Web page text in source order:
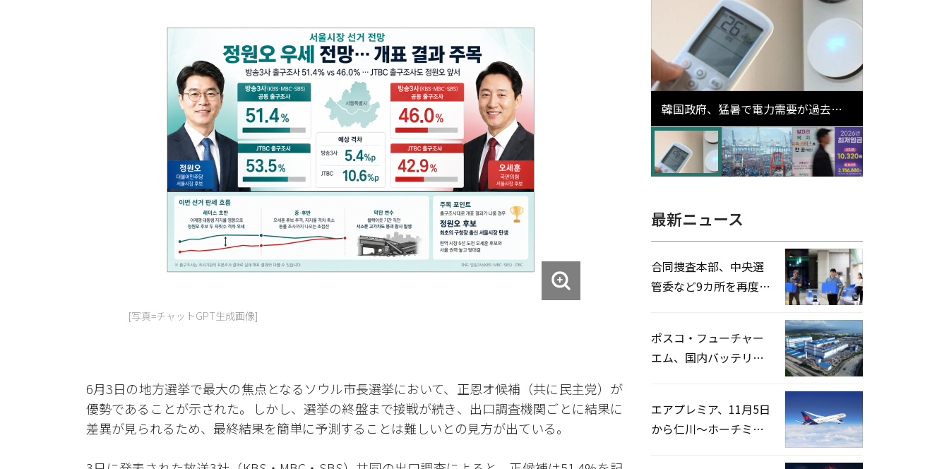
[写真=チャットGPT生成画像]
6月3日の地方選挙で最大の焦点となるソウル市長選挙において、正恩オ候補（共に民主党）が
優勢であることが示された。しかし、選挙の終盤まで接戦が続き、出口調査機関ごとに結果に
差異が見られるため、最終結果を簡単に予測することは難しいとの見方が出ている。
韓国政府、猛暑で電力需要が過去最
高更新の可能性に需給対応体制を点
検
最新ニュース
合同捜査本部、中央選
管委など9カ所を再度家
ポスコ・フューチャー
エム、国内バッテリー
エアプレミア、11月5日
から仁川〜ホーチミン